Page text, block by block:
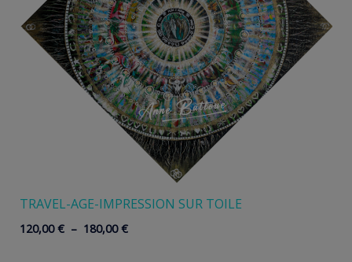
TRAVEL-AGE-IMPRESSION SUR TOILE
120,00€ – 180,00€Plage